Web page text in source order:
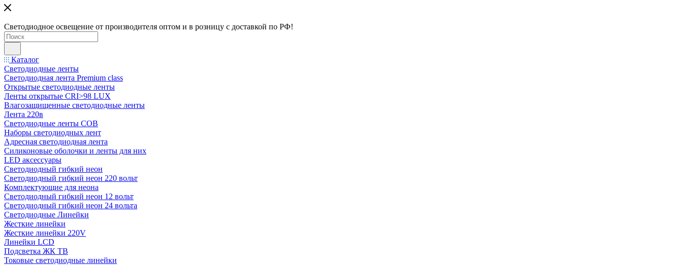
Светодиодное освещение от производителя оптом и в розницу с доставкой по РФ!
Каталог
Светодиодные ленты
Светодиодная лента Premium class
Открытые светодиодные ленты
Ленты открытые CRI>98 LUX
Влагозащищенные светодиодные ленты
Лента 220в
Светодиодные ленты COB
Наборы светодиодных лент
Адресная светодиодная лента
Силиконовые оболочки и ленты для них
LED аксессуары
Светодиодный гибкий неон
Светодиодный гибкий неон 220 вольт
Комплектующие для неона
Светодиодный гибкий неон 12 вольт
Светодиодный гибкий неон 24 вольта
Светодиодные Линейки
Жесткие линейки
Жесткие линейки 220V
Линейки LCD
Подсветка ЖК ТВ
Токовые светодиодные линейки